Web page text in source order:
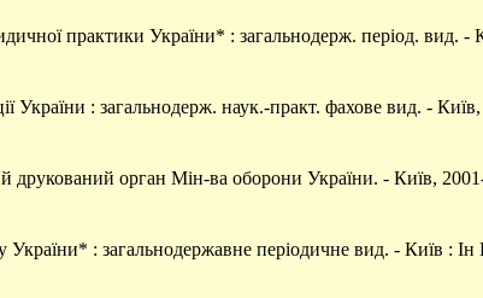
практики України* : загальнодерж. період. вид.
України : загальнодерж. наук.-практ. фахове вид. -
друкований орган Мін-ва оборони України. - Київ,
України* : загальнодержавне періодичне вид. - Київ :